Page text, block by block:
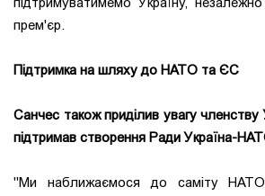
прем'єр.
Підтримка на шляху до НАТО та ЄС
Санчес також приділив увагу
підтримав створення Ради Україна-
"Ми наближаємося до саміту НАТО